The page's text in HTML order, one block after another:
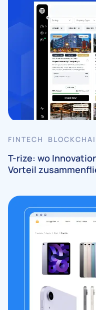
FINTECH
T-rize: wo
Vorteil